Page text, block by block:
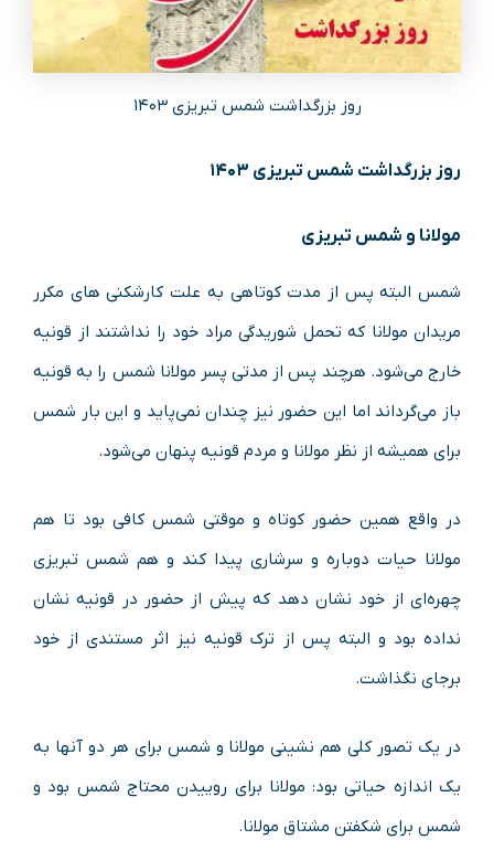
روز بزرگداشت شمس تبریزی ۱۴۰۳
روز بزرگداشت شمس تبریزی ۱۴۰۳
مولانا و شمس تبریزی
شمس البته پس از مدت کوتاهی به علت کارشکنی های مکرر
مریدان مولانا که تحمل شوریدگی مراد خود را نداشتند از قونیه
خارج می‌شود. هرچند پس از مدتی پسر مولانا شمس را به قونیه
باز می‌گرداند اما این حضور نیز چندان نمی‌پاید و این بار شمس
برای همیشه از نظر مولانا و مردم قونیه پنهان می‌شود.
در واقع همین حضور کوتاه و موقتی شمس کافی بود تا هم
مولانا حیات دوباره و سرشاری پیدا کند و هم شمس تبریزی
چهره‌ای از خود نشان دهد که پیش از حضور در قونیه نشان
نداده بود و البته پس از ترک قونیه نیز اثر مستندی از خود
برجای نگذاشت.
در یک تصور کلی هم نشینی مولانا و شمس برای هر دو آنها به
یک اندازه حیاتی بود: مولانا برای روییدن محتاج شمس بود و
شمس برای شکفتن مشتاق مولانا.